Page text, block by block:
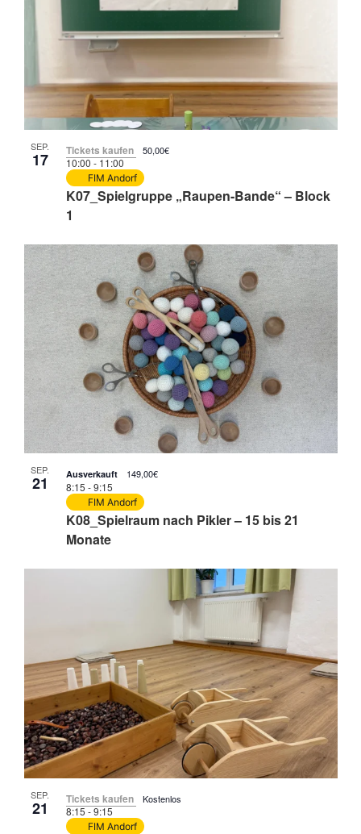
SEP.
17
K07_Spielgruppe „Raupen-Bande“ – Block
1
10:00-11:00
FIM Andorf
Tickets kaufen 50,00€
SEP.
21
K08_Spielraum nach Pikler – 15 bis 21
Monate
8:15 -9:15
FIM Andorf
Ausverkauft 149,00€
SEP.
21 8:15-9:15
FIM Andorf
Tickets kaufen Kostenlos